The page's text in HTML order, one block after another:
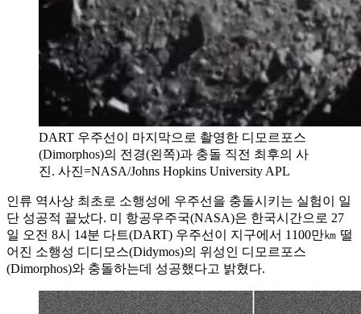
DART 우주선이 마지막으로 촬영한 디모르포스
(Dimorphos)의 전경(왼쪽)과 충돌 직전 최후의 사
진. 사진=NASA/Johns Hopkins University APL
인류 역사상 최초로 소행성에 우주선을 충돌시키는 실험이 일
단 성공적 끝났다. 미 항공우주국(NASA)은 한국시간으로 27
일 오전 8시 14분 다트(DART) 우주선이 지구에서 1100만㎞ 떨
어진 소행성 디디모스(Didymos)의 위성인 디모르포스
(Dimorphos)와 충돌하는데 성공했다고 밝혔다.